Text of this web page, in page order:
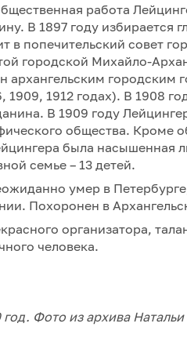
работа
В 1897 году избирается
в попечительский совет
городской Михайло-
архангельским городским
1909, 1912 годах). В 1908
В 1909 году
общества. Кроме
была насышенная
семье – 13 детей.
умер в
Похоронен в
организатора,
человека.
год. Фото из архива